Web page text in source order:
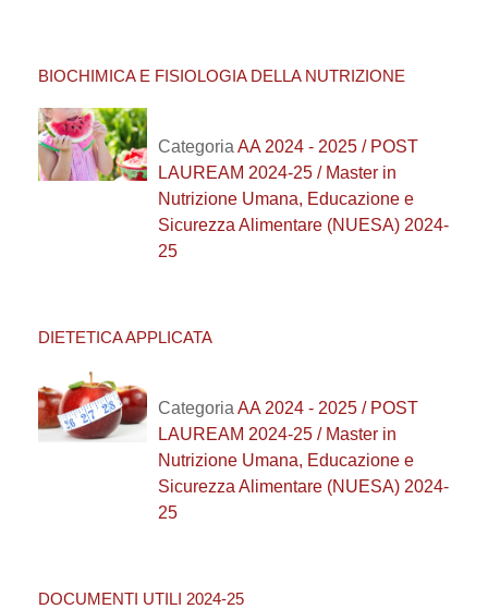
BIOCHIMICA E FISIOLOGIA DELLA NUTRIZIONE
Categoria AA 2024 - 2025 / POST
LAUREAM 2024-25 / Master in
Nutrizione Umana, Educazione e
Sicurezza Alimentare (NUESA) 2024-
25
DIETETICA APPLICATA
Categoria AA 2024 - 2025 / POST
LAUREAM 2024-25 / Master in
Nutrizione Umana, Educazione e
Sicurezza Alimentare (NUESA) 2024-
25
DOCUMENTI UTILI 2024-25